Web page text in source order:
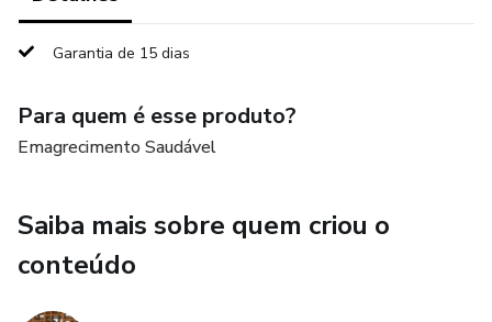
Não deixe de adquirir! Aproveite e bom apetite!
Garantia de 15 dias
Para quem é esse produto?
Emagrecimento Saudável
Saiba mais sobre quem criou o
conteúdo